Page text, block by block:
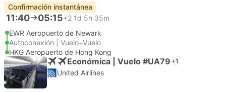
Confirmación instantánea
11:40 05:15+2 1d 5h 35m
EWR Aeropuerto de Newark
Autoconexión | Vuelo+Vuelo
HKG Aeropuerto de Hong Kong
Económica | Vuelo #UA79 +1
United Airlines